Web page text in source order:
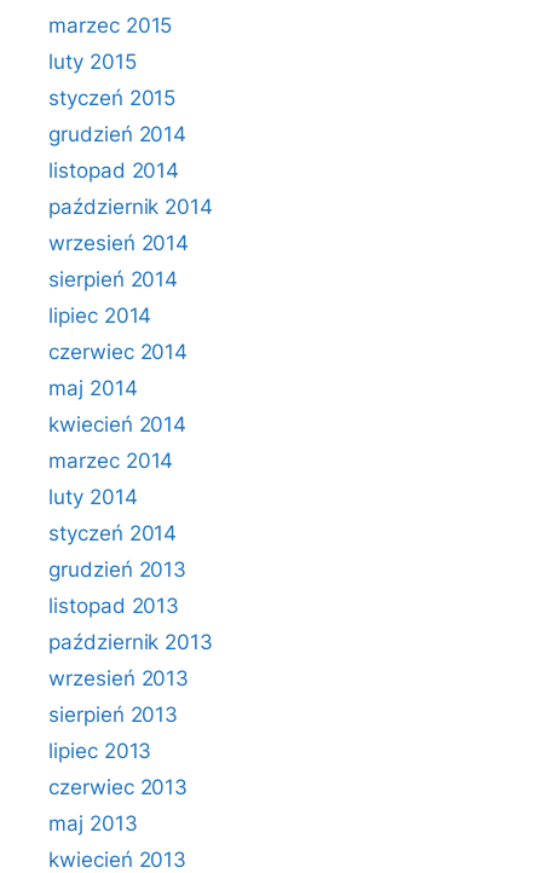
marzec 2015
luty 2015
styczeń 2015
grudzień 2014
listopad 2014
październik 2014
wrzesień 2014
sierpień 2014
lipiec 2014
czerwiec 2014
maj 2014
kwiecień 2014
marzec 2014
luty 2014
styczeń 2014
grudzień 2013
listopad 2013
październik 2013
wrzesień 2013
sierpień 2013
lipiec 2013
czerwiec 2013
maj 2013
kwiecień 2013